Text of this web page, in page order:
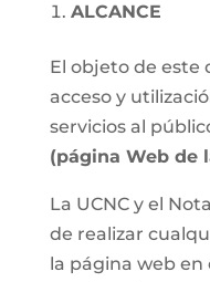
ALCANCE
El objeto de este
acceso y
servicios al
(página Web de
La UCNC y el
de realizar
la página web